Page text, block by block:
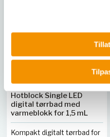
ABDOS LABTECH
Hotblock Single LED
digital tørrbad med
varmeblokk for 1,5 mL
Kompakt digitalt tørrbad for